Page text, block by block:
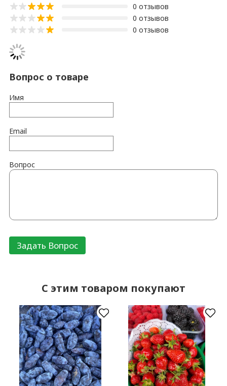
0 отзывов
0 отзывов
0 отзывов
Вопрос о товаре
Имя
Email
Вопрос
C этим товаром покупают